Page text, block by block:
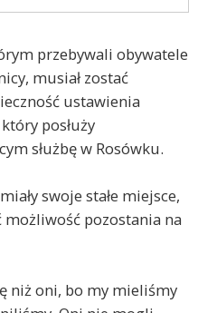
przebywali obywatele
musiał zostać
ustawienia
posłuży
służbę w Rosówku.
swoje stałe miejsce,
pozostania na
niż oni, bo my mieliśmy